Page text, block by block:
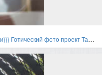
проект Тамары Нижельской и Валерии